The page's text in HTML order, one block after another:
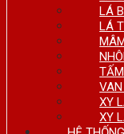
LÁ
LÁ
XY
XY